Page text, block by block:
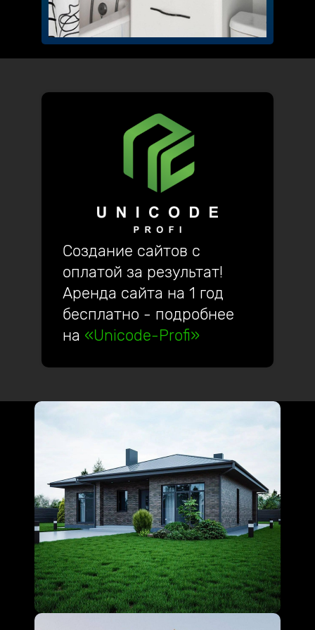
Создание сайтов с
оплатой за результат!
Аренда сайта на 1 год
бесплатно - подробнее
на «Unicode-Profi»